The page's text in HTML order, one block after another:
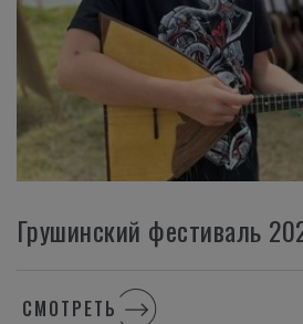
Грушинский фестиваль
СМОТРЕТЬ